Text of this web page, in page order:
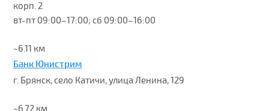
корп. 2
вт-пт 09:00–17:00; сб 09:00–16:00
~6.11 км
Банк Юнистрим
г. Брянск, село Катичи, улица Ленина, 129
~6.72 км